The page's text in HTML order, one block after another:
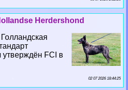
Herdershond
утверждён FCI в
02 07 2026 18:44:25